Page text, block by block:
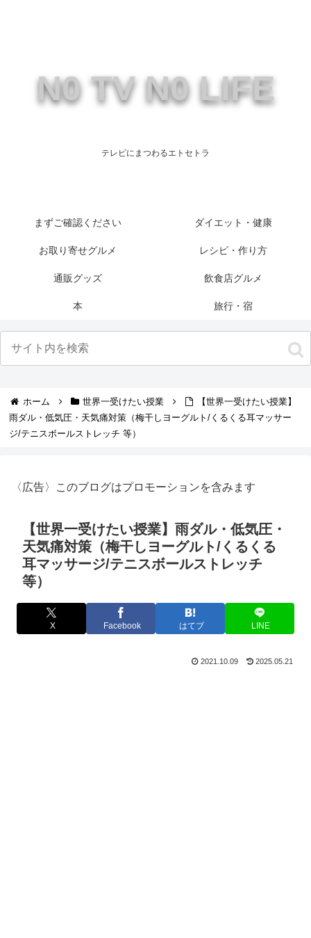
N0 TV N0 LIFE
テレビにまつわるエトセトラ
まずご確認ください ダイエット・健康
お取り寄せグルメ レシピ・作り方
通販グッズ 飲食店グルメ
本 旅行・宿
ホーム 世界一受けたい授業
【世界一受けたい授業】
雨ダル・低気圧・天気痛対策（梅干しヨーグルト/くるくる耳マッサー
ジ/テニスボールストレッチ 等）
〈広告〉このブログはプロモーションを含みます
【世界一受けたい授業】雨ダル・低気圧・
天気痛対策（梅干しヨーグルト/くるくる
耳マッサージ/テニスボールストレッチ
等）
X Facebook はてブ LINE
2021.10.09 2025.05.21